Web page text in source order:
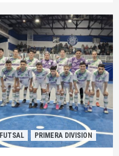
FUTSAL PRIMERA DIVISION